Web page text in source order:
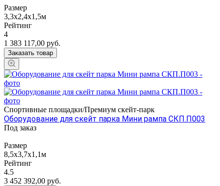
Размер
3,3х2,4х1,5м
Рейтинг
4
1 383 117,00 руб.
Заказать товар
Спортивные площадки/Премиум скейт-парк
Оборудование для скейт парка Мини рампа СКП.П003
Под заказ
Размер
8,5х3,7х1,1м
Рейтинг
4.5
3 452 392,00 руб.